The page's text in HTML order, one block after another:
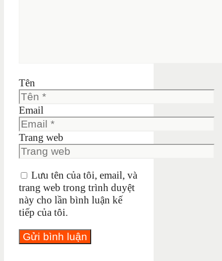
Tên
Email
Trang web
Lưu tên của tôi, email, và
trang web trong trình duyệt
này cho lần bình luận kế
tiếp của tôi.